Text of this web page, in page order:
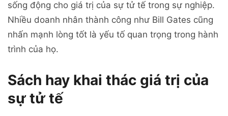
sống động cho giá trị của sự tử tế trong sự nghiệp.
Nhiều doanh nhân thành công như Bill Gates cũng
nhấn mạnh lòng tốt là yếu tố quan trọng trong hành
trình của họ.
Sách hay khai thác giá trị của
sự tử tế